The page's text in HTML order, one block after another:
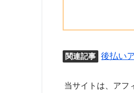
関連記事 後払い
当サイトは、アフ